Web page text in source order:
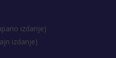
izdanje)
izdanje)